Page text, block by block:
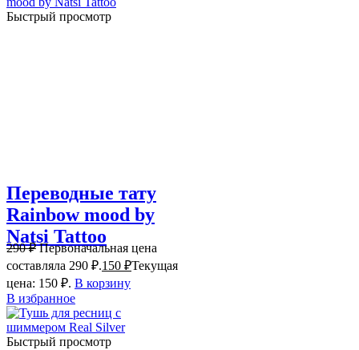
Быстрый просмотр
Переводные тату
Rainbow mood by
Natsi Tattoo
290₽ Первоначальная цена
составляла 290 ₽.150 ₽Текущая
цена: 150 ₽. В корзину
В избранное
Быстрый просмотр